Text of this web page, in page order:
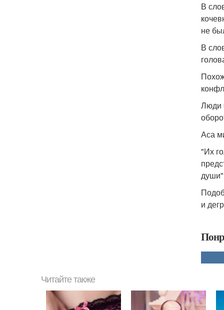
В
не
В
Люди
Аса
"Их
и
Читайте также